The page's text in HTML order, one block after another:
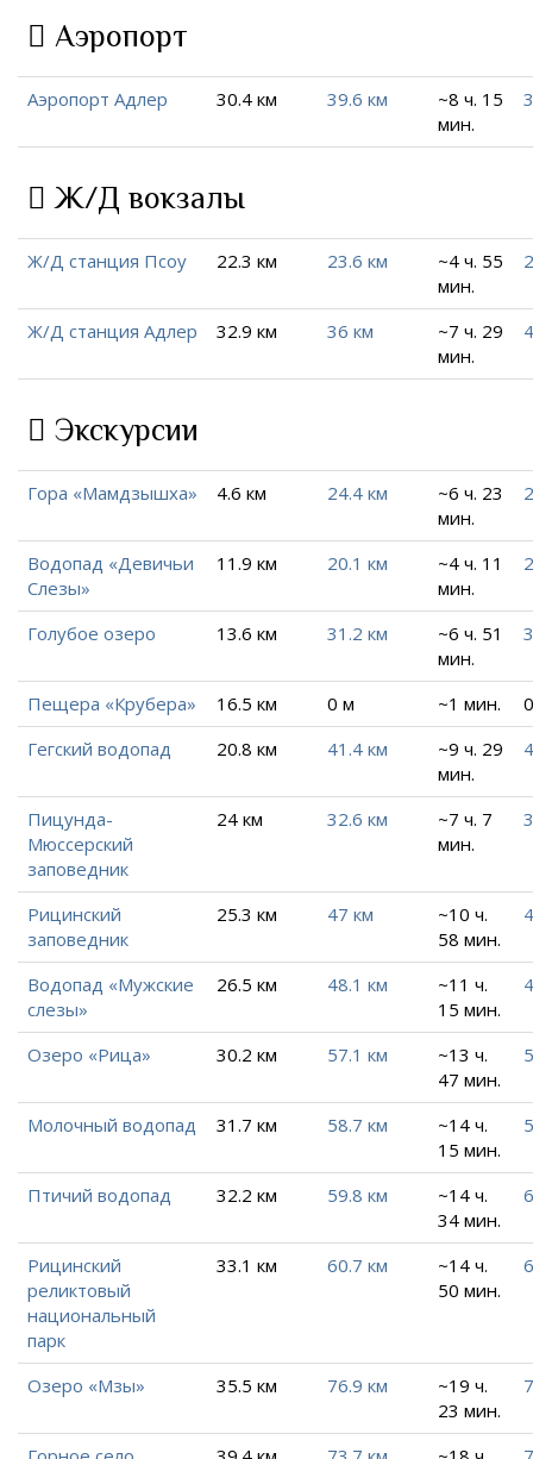
Аэропорт
Аэропорт Адлер 30.4 км 39.6 км
~8 ч. 15
мин.
Ж/Д вокзалы
Ж/Д станция Псоу 22.3 км 23.6 км
~4 ч. 55
мин.
Ж/Д станция Адлер 32.9 км 36 км
~7 ч. 29
мин.
Экскурсии
Гора «Мамдзышха» 4.6 км 24.4 км
~6 ч. 23
мин.
Водопад «Девичьи
Слезы»
11.9 км 20.1 км
~4 ч. 11
мин.
Голубое озеро 13.6 км 31.2 км
~6 ч. 51
мин.
Пещера «Крубера» 16.5 км 0 м ~1 мин.
Гегский водопад
20.8 км 41.4 км
~9 ч. 29
мин.
Пицунда-
Мюссерский
заповедник
24 км 32.6 км
~7 ч. 7
мин.
Рицинский
заповедник
25.3 км 47 км
~10 ч.
58 мин.
Водопад «Мужские
слезы»
26.5 км 48.1 км
~11 ч.
15 мин.
Озеро «Рица» 30.2 км 57.1 км
~13 ч.
47 мин.
Молочный водопад 31.7 км 58.7 км
~14 ч.
15 мин.
Птичий водопад 32.2 км 59.8 км
~14 ч.
34 мин.
Рицинский
реликтовый
национальный
парк
33.1 км 60.7 км
~14 ч.
50 мин.
Озеро «Мзы» 35.5 км 76.9 км
~19 ч.
23 мин.